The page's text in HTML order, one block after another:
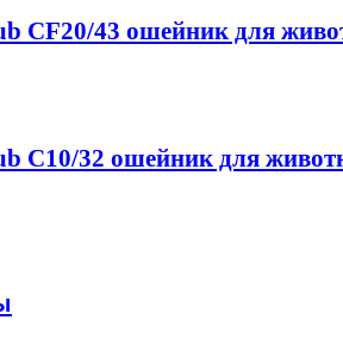
CF20/43 ошейник для
C10/32 ошейник для